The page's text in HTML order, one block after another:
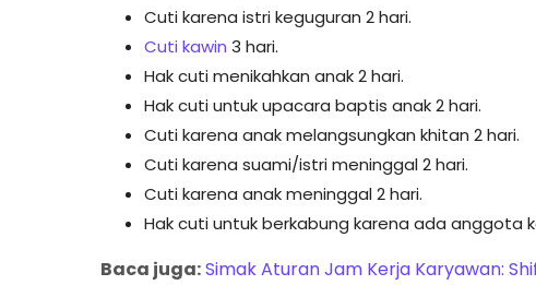
Cuti karena istri keguguran 2 hari.
Cuti kawin 3 hari.
Hak cuti menikahkan anak 2 hari.
Hak cuti untuk upacara baptis anak 2 hari.
Cuti karena anak melangsungkan khitan 2 hari.
Cuti karena suami/istri meninggal 2 hari.
Cuti karena anak meninggal 2 hari.
Hak cuti untuk berkabung karena ada anggota
Baca juga:Simak Aturan Jam Kerja Karyawan: